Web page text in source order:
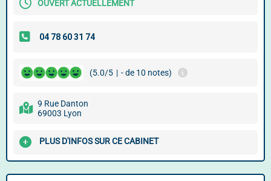
OUVERT ACTUELLEMENT
(5.0/5 | - de 10 notes)
9 Rue Danton
69003 Lyon
PLUS D'INFOS SUR CE CABINET